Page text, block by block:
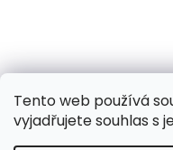
Tento web používá
vyjadřujete souhlas s